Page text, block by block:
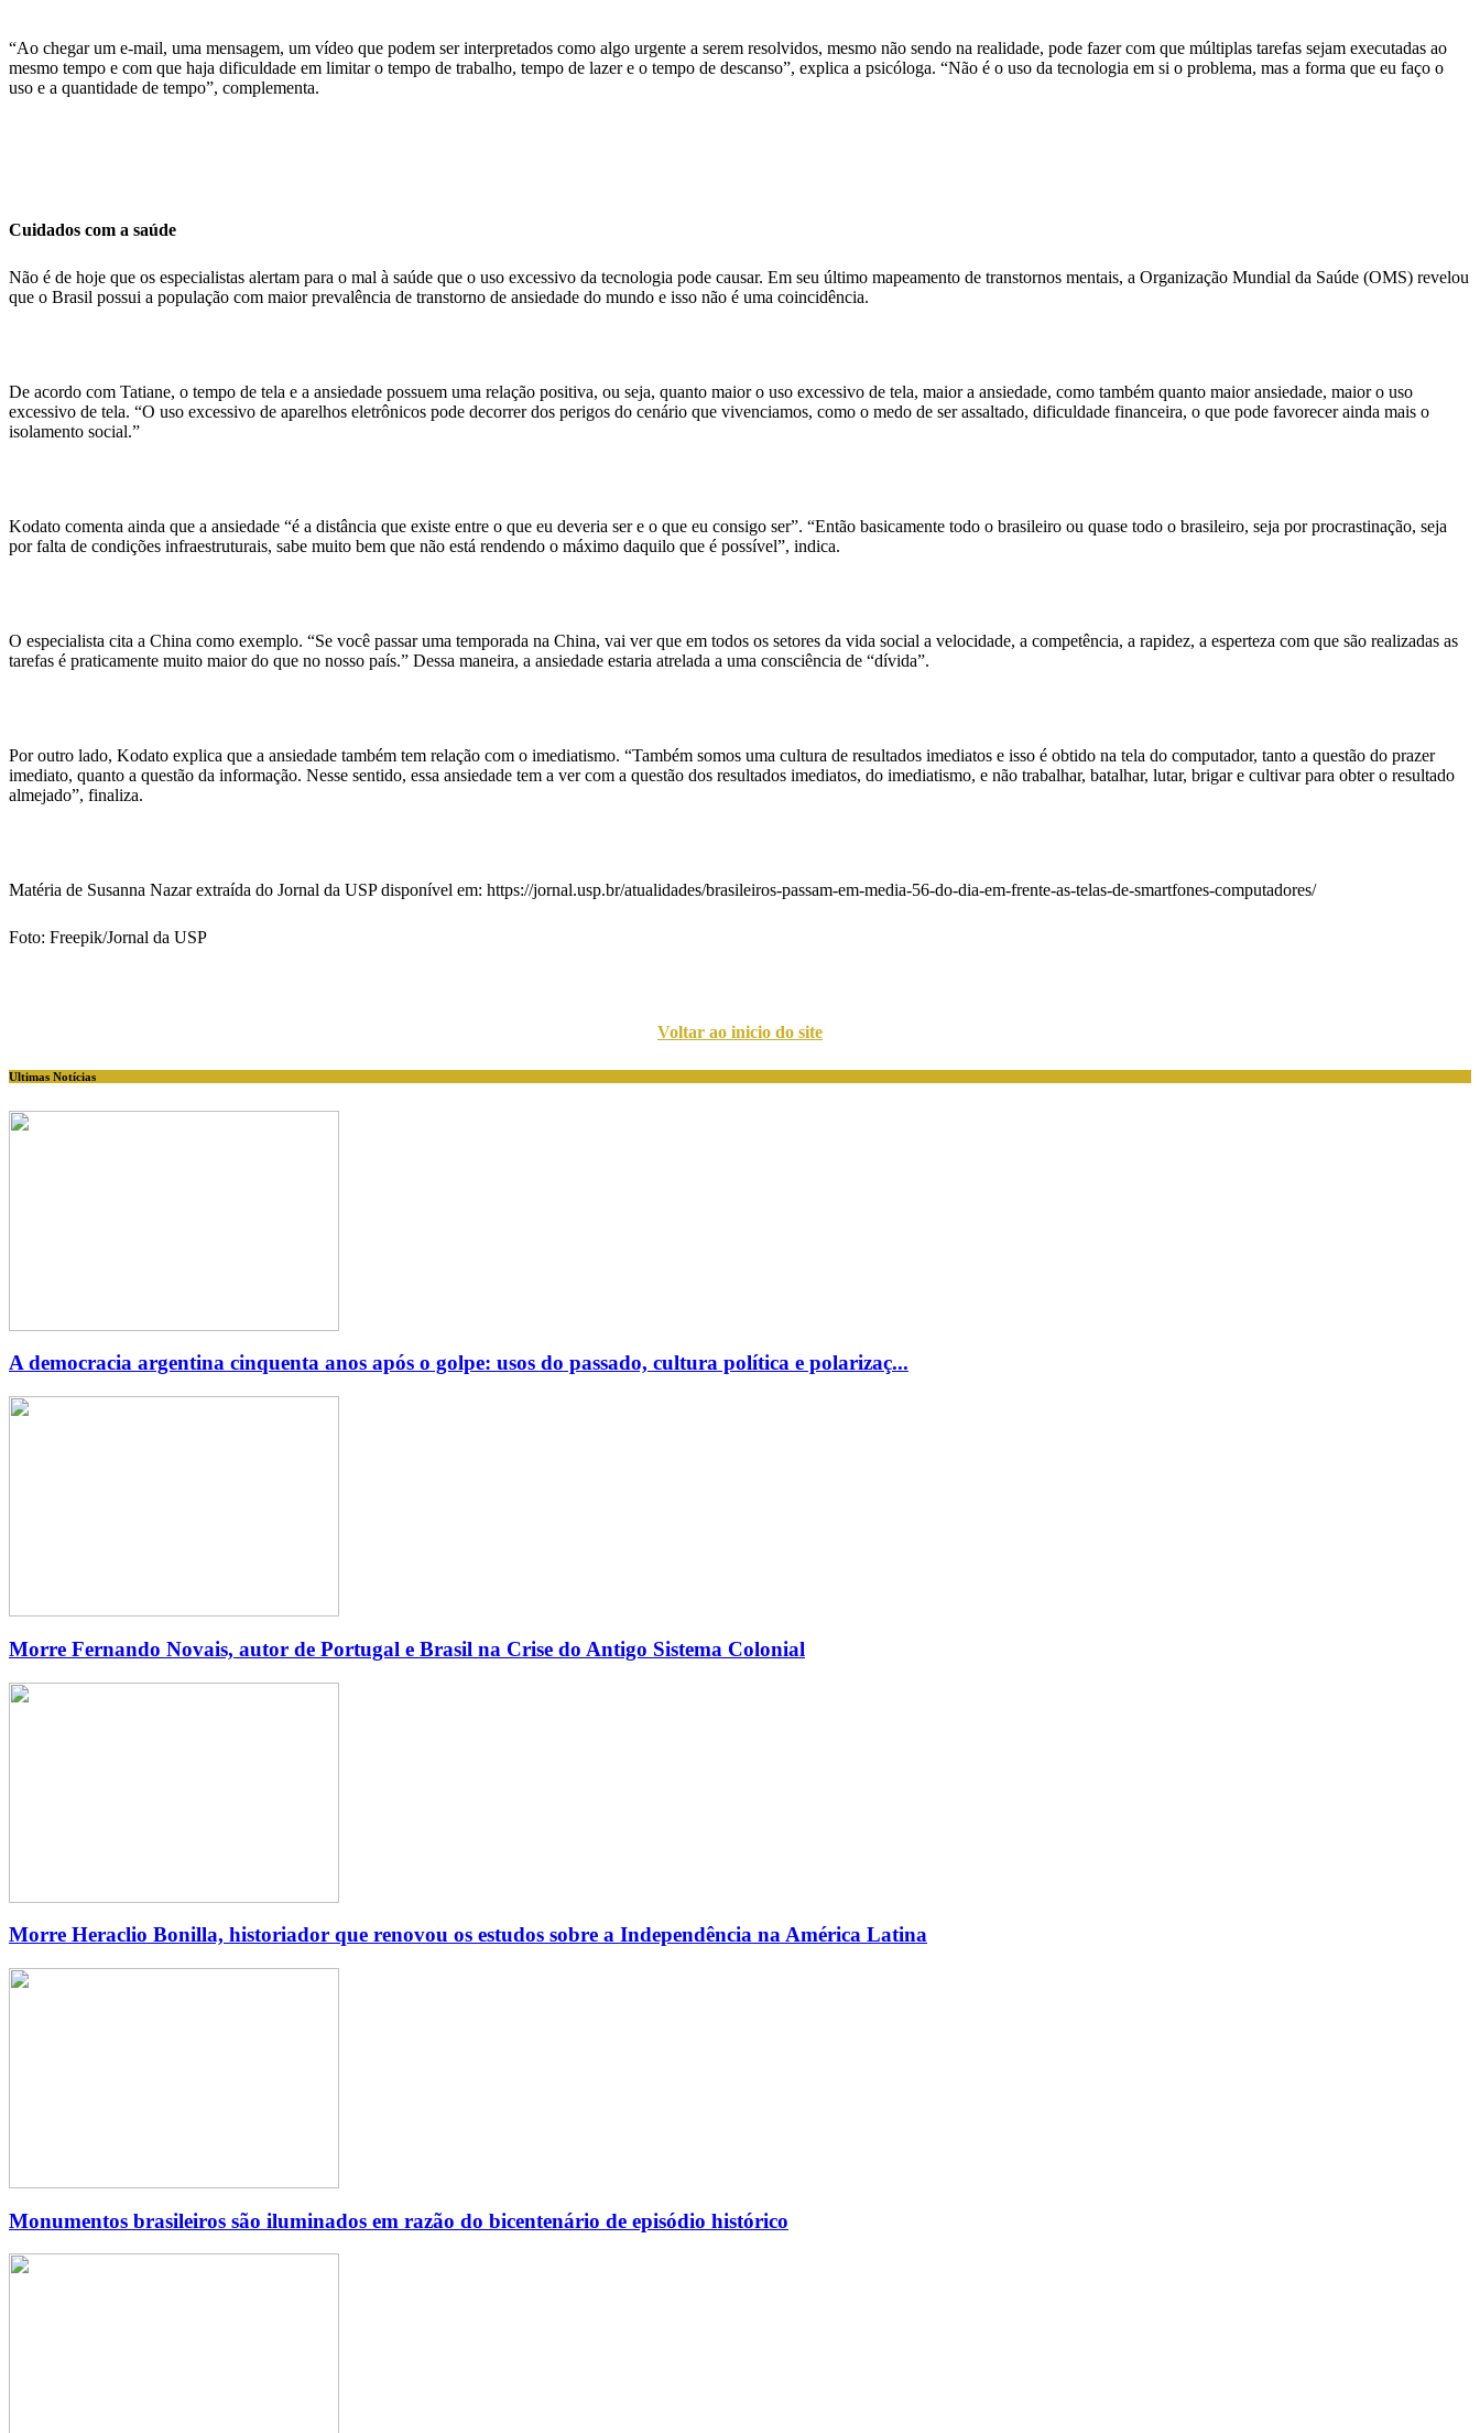
“Ao chegar um e-mail, uma mensagem, um vídeo que podem ser interpretados como algo urgente a serem resolvidos, mesmo não sendo na realidade, pode fazer com que múltiplas tarefas sejam executadas ao
mesmo tempo e com que haja dificuldade em limitar o tempo de trabalho, tempo de lazer e o tempo de descanso”, explica a psicóloga. “Não é o uso da tecnologia em si o problema, mas a forma que eu faço o
uso e a quantidade de tempo”, complementa.
Cuidados com a saúde
Não é de hoje que os especialistas alertam para o mal à saúde que o uso excessivo da tecnologia pode causar. Em seu último mapeamento de transtornos mentais, a Organização Mundial da Saúde (OMS) revelou
que o Brasil possui a população com maior prevalência de transtorno de ansiedade do mundo e isso não é uma coincidência.
De acordo com Tatiane, o tempo de tela e a ansiedade possuem uma relação positiva, ou seja, quanto maior o uso excessivo de tela, maior a ansiedade, como também quanto maior ansiedade, maior o uso
excessivo de tela. “O uso excessivo de aparelhos eletrônicos pode decorrer dos perigos do cenário que vivenciamos, como o medo de ser assaltado, dificuldade financeira, o que pode favorecer ainda mais o
isolamento social.”
Kodato comenta ainda que a ansiedade “é a distância que existe entre o que eu deveria ser e o que eu consigo ser”. “Então basicamente todo o brasileiro ou quase todo o brasileiro, seja por procrastinação, seja
por falta de condições infraestruturais, sabe muito bem que não está rendendo o máximo daquilo que é possível”, indica.
O especialista cita a China como exemplo. “Se você passar uma temporada na China, vai ver que em todos os setores da vida social a velocidade, a competência, a rapidez, a esperteza com que são realizadas as
tarefas é praticamente muito maior do que no nosso país.” Dessa maneira, a ansiedade estaria atrelada a uma consciência de “dívida”.
Por outro lado, Kodato explica que a ansiedade também tem relação com o imediatismo. “Também somos uma cultura de resultados imediatos e isso é obtido na tela do computador, tanto a questão do prazer
imediato, quanto a questão da informação. Nesse sentido, essa ansiedade tem a ver com a questão dos resultados imediatos, do imediatismo, e não trabalhar, batalhar, lutar, brigar e cultivar para obter o resultado
almejado”, finaliza.
Matéria de Susanna Nazar extraída do Jornal da USP disponível em: https://jornal.usp.br/atualidades/brasileiros-passam-em-media-56-do-dia-em-frente-as-telas-de-smartfones-computadores/
Foto: Freepik/Jornal da USP
Voltar ao inicio do site
Ultimas Notícias
A democracia argentina cinquenta anos após o golpe: usos do passado, cultura política e polarizaç...
Morre Fernando Novais, autor de Portugal e Brasil na Crise do Antigo Sistema Colonial
Morre Heraclio Bonilla, historiador que renovou os estudos sobre a Independência na América Latina
Monumentos brasileiros são iluminados em razão do bicentenário de episódio histórico